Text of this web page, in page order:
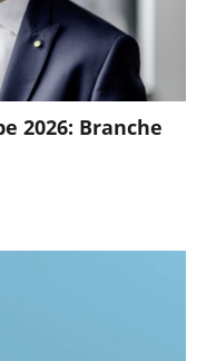
2026: Branche